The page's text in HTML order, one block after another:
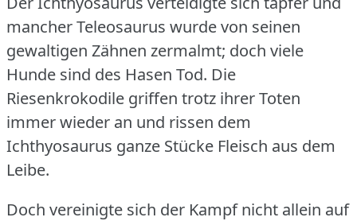
mancher Teleosaurus wurde von seinen
gewaltigen Zähnen zermalmt; doch viele
Hunde sind des Hasen Tod. Die
Riesenkrokodile griffen trotz ihrer Toten
immer wieder an und rissen dem
Ichthyosaurus ganze Stücke Fleisch aus dem
Leibe.
Doch vereinigte sich der Kampf nicht allein auf